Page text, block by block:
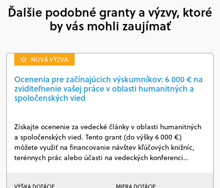
Ďalšie podobné granty a výzvy, ktoré
by vás mohli zaujímať
NOVÁ VÝZVA
Ocenenia pre začínajúcich výskumníkov: 6 000 € na
zviditeľnenie vašej práce v oblasti humanitných a
spoločenských vied
Získajte ocenenie za vedecké články v oblasti humanitných
a spoločenských vied. Tento grant (do výšky 6 000 €)
môžete využiť na financovanie návštev kľúčových knižníc,
terénnych prác alebo účasti na vedeckých konferenci…